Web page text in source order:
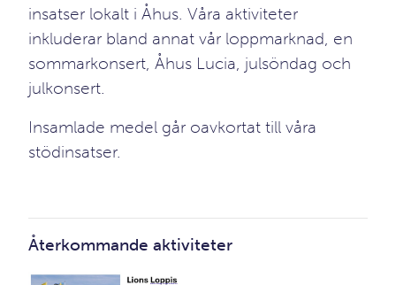
insatser lokalt i Åhus. Våra aktiviteter
inkluderar bland annat vår loppmarknad, en
sommarkonsert, Åhus Lucia, julsöndag och
julkonsert.
Insamlade medel går oavkortat till våra
stödinsatser.
Återkommande aktiviteter